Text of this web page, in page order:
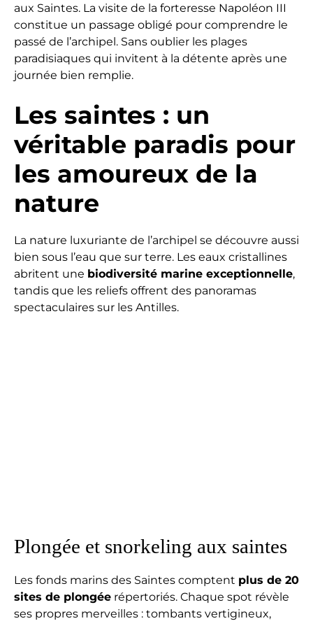
aux Saintes. La visite de la forteresse Napoléon III
constitue un passage obligé pour comprendre le
passé de l’archipel. Sans oublier les plages
paradisiaques qui invitent à la détente après une
journée bien remplie.
Les saintes : un
véritable paradis pour
les amoureux de la
nature
La nature luxuriante de l’archipel se découvre aussi
bien sous l’eau que sur terre. Les eaux cristallines
abritent une biodiversité marine exceptionnelle,
tandis que les reliefs offrent des panoramas
spectaculaires sur les Antilles.
Plongée et snorkeling aux saintes
Les fonds marins des Saintes comptent plus de 20
sites de plongée répertoriés. Chaque spot révèle
ses propres merveilles : tombants vertigineux,